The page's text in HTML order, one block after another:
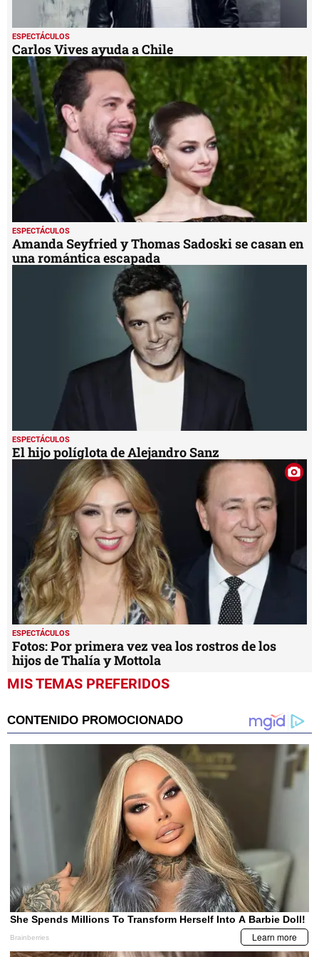
ESPECTÁCULOS
Carlos Vives ayuda a Chile
ESPECTÁCULOS
Amanda Seyfried y Thomas Sadoski se casan en
una romántica escapada
ESPECTÁCULOS
El hijo políglota de Alejandro Sanz
ESPECTÁCULOS
Fotos: Por primera vez vea los rostros de los
hijos de Thalía y Mottola
MIS TEMAS PREFERIDOS